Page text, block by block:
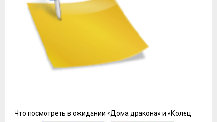
Что посмотреть в ожидании «Дома дракона» и «Колец